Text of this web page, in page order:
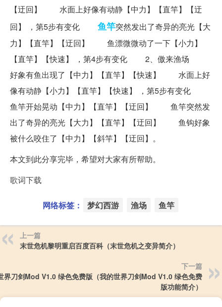
【迂回】 水面上好像有动静【中力】【直竿】【迂
回】 ，第5步有变化 鱼竿突然发出了奇异的亮光【大
力】【直竿】【迂回】 鱼漂微微动了一下【小力】
【直竿】【快速】 ，第4步有变化 2、傲来渔场
好象有鱼出现了【中力】【直竿】【快速】 水面上好
像有动静【小力】【直竿】【快速】 ，第5步有变化
鱼竿开始晃动【中力】【直竿】【迂回】 鱼竿突然发
出了奇异的亮光【大力】【直竿】【迂回】 鱼钩好象
被什么咬住了【中力】【斜竿】【迂回】。
本文到此分享完毕，希望对大家有所帮助。
歌词下载
网络标签： 梦幻西游 渔场 鱼竿
上一篇
末世危机黎明重启百度百科（末世危机之变异简介）
下一篇
界刀剑Mod V1.0 绿色免费版（我的世界刀剑Mod V1.0 绿色免费
版功能简介）